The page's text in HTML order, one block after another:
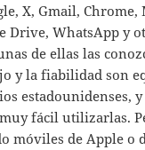
X, Gmail, Chrome,
Drive, WhatsApp y
de ellas las
y la fiabilidad son
estadounidenses,
fácil utilizarlas.
móviles de Apple o